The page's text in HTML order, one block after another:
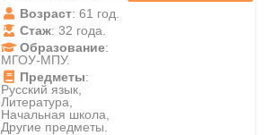
Возраст: 61 год.
Стаж: 32 года.
Образование:
МГОУ-МПУ.
Предметы:
Русский язык,
Литература,
Начальная школа,
Другие предметы.